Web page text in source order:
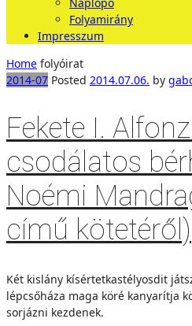
Folyamirány
Impresszum
Home folyóirat
2014-07 Posted 2014.07.06. by
Fekete I.
csodálatos
Noémi
című kötetéről)
Két kislány kísértetkastélyosdit
lépcsőháza maga köré kanyarítja
sorjázni kezdenek.